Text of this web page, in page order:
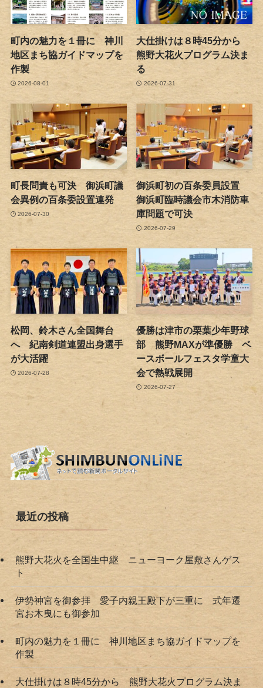
町内の魅力を１冊に 神川
地区まち協ガイドマップを
作製
2026-08-01
大仕掛けは８時45分から
熊野大花火プログラム決ま
る
2026-07-31
町長問責も可決 御浜町議
会異例の百条委設置連発
2026-07-30
御浜町初の百条委員設置
御浜町臨時議会市木消防車
庫問題で可決
2026-07-29
松岡、鈴木さん全国舞台
へ 紀南剣道連盟出身選手
が大活躍
2026-07-28
優勝は津市の栗葉少年野球
部 熊野MAXが準優勝 ベ
ースボールフェスタ学童大
会で熱戦展開
2026-07-27
最近の投稿
熊野大花火を全国生中継 ニューヨーク屋敷さんゲス
ト
伊勢神宮を御参拝 愛子内親王殿下が三重に 式年遷
宮お木曳にも御参加
町内の魅力を１冊に 神川地区まち協ガイドマップを
作製
大仕掛けは８時45分から 熊野大花火プログラム決ま